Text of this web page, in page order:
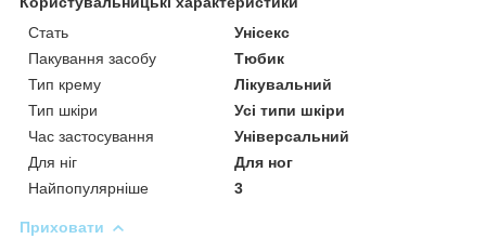
Стать
Унісекс
Пакування засобу
Тюбик
Тип крему
Лікувальний
Тип шкіри
Усі типи шкіри
Час застосування
Універсальний
Для ніг
Для ног
Найпопулярніше
3
Приховати